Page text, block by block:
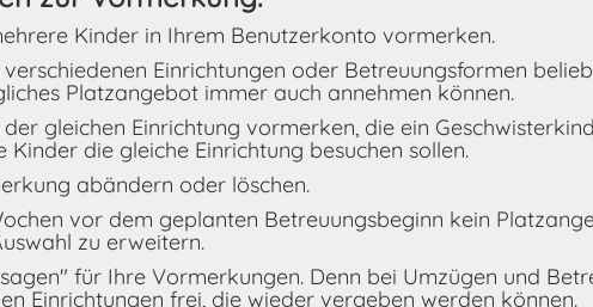
Kinder in Ihrem Benutzerkonto vormerken.
Einrichtungen oder Betreuungsformen
Platzangebot immer auch annehmen können.
gleichen Einrichtung vormerken, die ein
Kinder die gleiche Einrichtung besuchen sollen.
abändern oder löschen.
vor dem geplanten Betreuungsbeginn kein
zu erweitern.
für Ihre Vormerkungen. Denn bei Umzügen und
Einrichtungen frei, die wieder vergeben werden können.